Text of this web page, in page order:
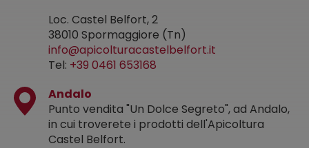
Loc. Castel Belfort, 2
38010 Spormaggiore (Tn)
info@apicolturacastelbelfort.it
Tel: +39 0461 653168
Andalo
Punto vendita "Un Dolce Segreto", ad Andalo,
in cui troverete i prodotti dell'Apicoltura
Castel Belfort.